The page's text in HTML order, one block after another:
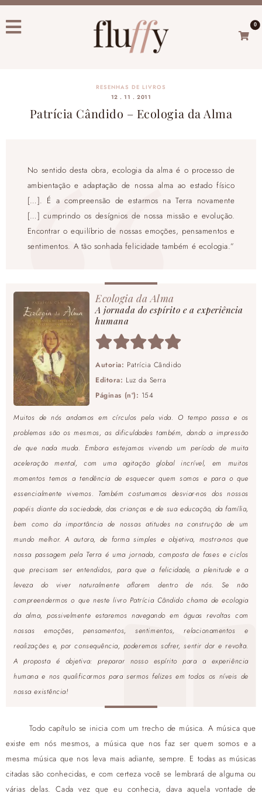
0
RESENHAS DE LIVROS
12 . 11 . 2011
Patrícia Cândido – Ecologia da Alma
No sentido desta obra, ecologia da alma é o processo de
ambientação e adaptação de nossa alma ao estado físico
[…]. É a compreensão de estarmos na Terra novamente
[…] cumprindo os desígnios de nossa missão e evolução.
Encontrar o equilíbrio de nossas emoções, pensamentos e
sentimentos. A tão sonhada felicidade também é ecologia.”
Ecologia da Alma
A jornada do espírito e a experiência
humana
Autoria: Patrícia Cândido
Editora: Luz da Serra
Páginas (nº): 154
Muitos de nós andamos em círculos pela vida. O tempo passa e os
problemas são os mesmos, as dificuldades também, dando a impressão
de que nada muda. Embora estejamos vivendo um período de muita
aceleração mental, com uma agitação global incrível, em muitos
momentos temos a tendência de esquecer quem somos e para o que
essencialmente vivemos. Também costumamos desviar-nos dos nossos
papéis diante da sociedade, das crianças e de sua educação, da família,
bem como da importância de nossas atitudes na construção de um
mundo melhor. A autora, de forma simples e objetiva, mostra-nos que
nossa passagem pela Terra é uma jornada, composta de fases e ciclos
que precisam ser entendidos, para que a felicidade, a plenitude e a
leveza do viver naturalmente aflorem dentro de nós. Se não
compreendermos o que neste livro Patrícia Cândido chama de ecologia
da alma, possivelmente estaremos navegando em águas revoltas com
nossas emoções, pensamentos, sentimentos, relacionamentos e
realizações e, por consequência, poderemos sofrer, sentir dor e revolta.
A proposta é objetiva: preparar nosso espírito para a experiência
humana e nos qualificarmos para sermos felizes em todos os níveis de
nossa existência!
Todo capítulo se inicia com um trecho de música. A música que
existe em nós mesmos, a música que nos faz ser quem somos e a
mesma música que nos leva mais adiante, sempre. E todas as músicas
citadas são conhecidas, e com certeza você se lembrará de alguma ou
várias delas. Cada vez que eu conhecia, dava aquela vontade de